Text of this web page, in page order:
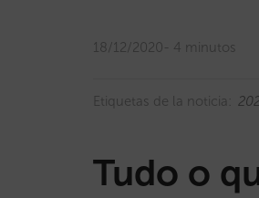
18/12/2020 4 minutos
Etiquetas de la noticia:
Tudo o